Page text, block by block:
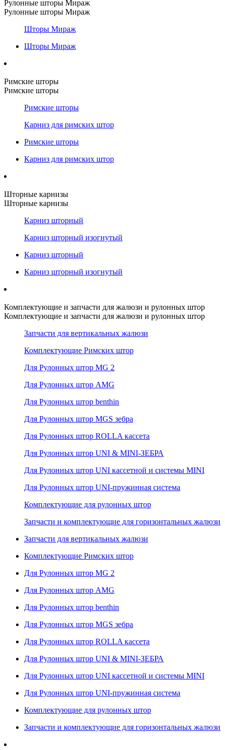
Рулонные шторы Мираж
Рулонные шторы Мираж
Шторы Мираж
Шторы Мираж
Римские шторы
Римские шторы
Римские шторы
Карниз для римских штор
Римские шторы
Карниз для римских штор
Шторные карнизы
Шторные карнизы
Карниз шторный
Карниз шторный изогнутый
Карниз шторный
Карниз шторный изогнутый
Комплектующие и запчасти для жалюзи и рулонных штор
Комплектующие и запчасти для жалюзи и рулонных штор
Запчасти для вертикальных жалюзи
Комплектующие Римских штор
Для Рулонных штор MG 2
Для Рулонных штор AMG
Для Рулонных штор benthin
Для Рулонных штор MGS зебра
Для Рулонных штор ROLLA кассета
Для Рулонных штор UNI & MINI-ЗЕБРА
Для Рулонных штор UNI кассетной и системы MINI
Для Рулонных штор UNI-пружинная система
Комплектующие для рулонных штор
Запчасти и комплектующие для горизонтальных жалюзи
Запчасти для вертикальных жалюзи
Комплектующие Римских штор
Для Рулонных штор MG 2
Для Рулонных штор AMG
Для Рулонных штор benthin
Для Рулонных штор MGS зебра
Для Рулонных штор ROLLA кассета
Для Рулонных штор UNI & MINI-ЗЕБРА
Для Рулонных штор UNI кассетной и системы MINI
Для Рулонных штор UNI-пружинная система
Комплектующие для рулонных штор
Запчасти и комплектующие для горизонтальных жалюзи